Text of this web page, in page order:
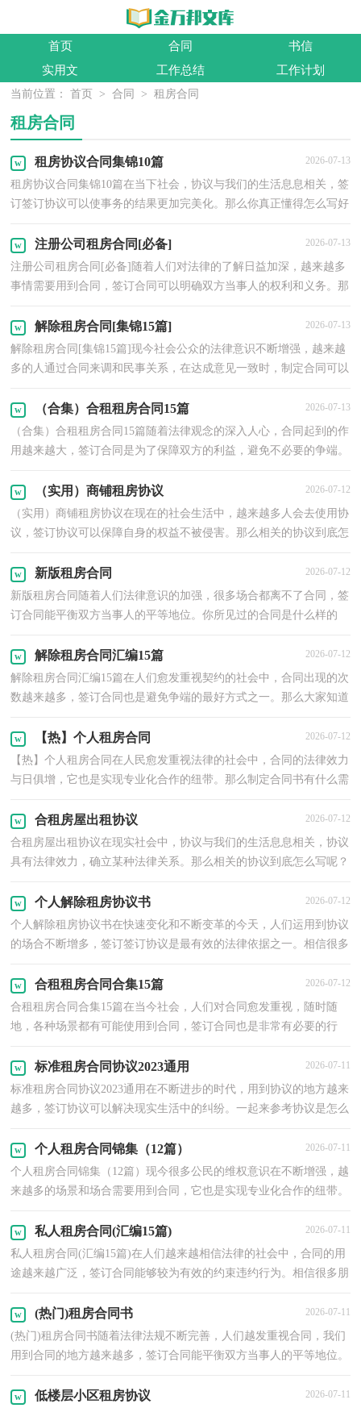
首页 合同
书信
实用文
工作总结 工作计划
当前位置： 首页 > 合同 > 租房合同
租房合同
租房协议合同集锦10篇 2026-07-13
租房协议合同集锦10篇在当下社会，协议与我们的生活息息相关，签
订签订协议可以使事务的结果更加完美化。那么你真正懂得怎么写好
注册公司租房合同[必备] 2026-07-13
注册公司租房合同[必备]随着人们对法律的了解日益加深，越来越多
事情需要用到合同，签订合同可以明确双方当事人的权利和义务。那
解除租房合同[集锦15篇] 2026-07-13
解除租房合同[集锦15篇]现今社会公众的法律意识不断增强，越来越
多的人通过合同来调和民事关系，在达成意见一致时，制定合同可以
（合集）合租租房合同15篇 2026-07-13
（合集）合租租房合同15篇随着法律观念的深入人心，合同起到的作
用越来越大，签订合同是为了保障双方的利益，避免不必要的争端。
（实用）商铺租房协议 2026-07-12
（实用）商铺租房协议在现在的社会生活中，越来越多人会去使用协
议，签订协议可以保障自身的权益不被侵害。那么相关的协议到底怎
新版租房合同 2026-07-12
新版租房合同随着人们法律意识的加强，很多场合都离不了合同，签
订合同能平衡双方当事人的平等地位。你所见过的合同是什么样的
解除租房合同汇编15篇 2026-07-12
解除租房合同汇编15篇在人们愈发重视契约的社会中，合同出现的次
数越来越多，签订合同也是避免争端的最好方式之一。那么大家知道
【热】个人租房合同 2026-07-12
【热】个人租房合同在人民愈发重视法律的社会中，合同的法律效力
与日俱增，它也是实现专业化合作的纽带。那么制定合同书有什么需
合租房屋出租协议 2026-07-12
合租房屋出租协议在现实社会中，协议与我们的生活息息相关，协议
具有法律效力，确立某种法律关系。那么相关的协议到底怎么写呢？
个人解除租房协议书 2026-07-12
个人解除租房协议书在快速变化和不断变革的今天，人们运用到协议
的场合不断增多，签订签订协议是最有效的法律依据之一。相信很多
合租租房合同合集15篇 2026-07-12
合租租房合同合集15篇在当今社会，人们对合同愈发重视，随时随
地，各种场景都有可能使用到合同，签订合同也是非常有必要的行
标准租房合同协议2023通用 2026-07-11
标准租房合同协议2023通用在不断进步的时代，用到协议的地方越来
越多，签订协议可以解决现实生活中的纠纷。一起来参考协议是怎么
个人租房合同锦集（12篇） 2026-07-11
个人租房合同锦集（12篇）现今很多公民的维权意识在不断增强，越
来越多的场景和场合需要用到合同，它也是实现专业化合作的纽带。
私人租房合同(汇编15篇) 2026-07-11
私人租房合同(汇编15篇)在人们越来越相信法律的社会中，合同的用
途越来越广泛，签订合同能够较为有效的约束违约行为。相信很多朋
(热门)租房合同书 2026-07-11
(热门)租房合同书随着法律法规不断完善，人们越发重视合同，我们
用到合同的地方越来越多，签订合同能平衡双方当事人的平等地位。
低楼层小区租房协议 2026-07-11